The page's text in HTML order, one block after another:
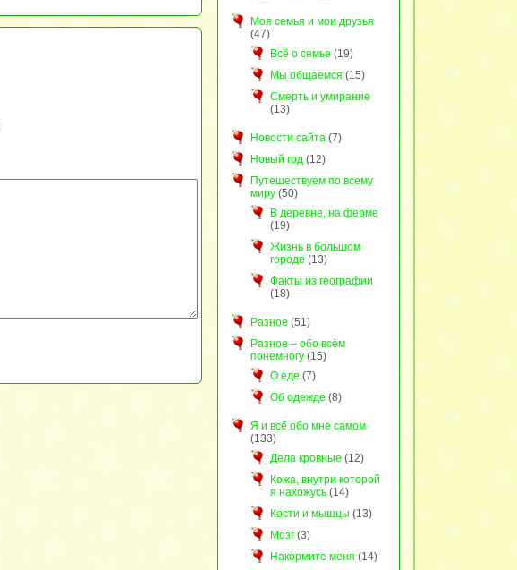
Моя семья и мои друзья
(47)
Всё о семье (19)
Мы общаемся (15)
Смерть и умирание
(13)
Новости сайта(7)
Новый год(12)
Путешествуем по всему
миру(50)
В деревне, на ферме
(19)
Жизнь в большом
городе (13)
Факты из географии
(18)
Разное (51)
Разное – обо всём
понемногу(15)
О еде (7)
Об одежде (8)
Я и всё обо мне самом
(133)
Дела кровные (12)
Кожа, внутри которой
я нахожусь(14)
Кости и мышцы (13)
Мозг(3)
Накормите меня (14)